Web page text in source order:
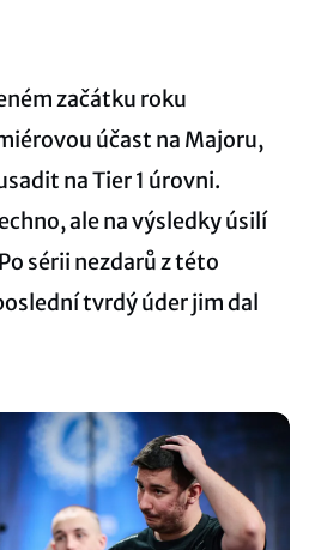
začátku roku
účast na Majoru,
na Tier 1 úrovni.
ale na výsledky úsilí
sérii nezdarů z této
tvrdý úder jim dal